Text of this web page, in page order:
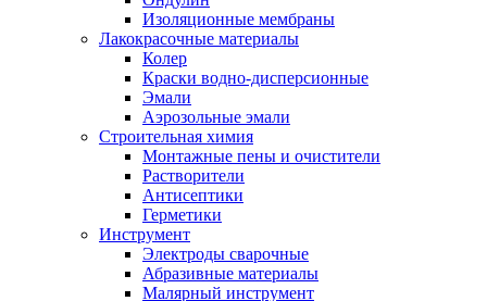
Изоляционные мембраны
Лакокрасочные материалы
Колер
Краски водно-дисперсионные
Эмали
Аэрозольные эмали
Строительная химия
Монтажные пены и очистители
Растворители
Антисептики
Герметики
Инструмент
Электроды сварочные
Абразивные материалы
Малярный инструмент